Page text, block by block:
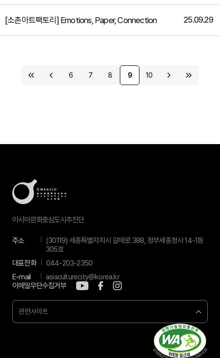
[소촌아트팩토리] Emotions, Paper, Connection 25.09.29
6 7 8 9 10
아시아문화중심도시추진단
주소
(30119) 세종특별자치시 갈매로 388, 정부세종청사 14-1동
305호
대표전화
044-203-2350
E-mail
asiaculturecity@korea.kr
이메일무단수집거부
관련사이트